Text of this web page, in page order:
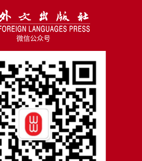
微信公众号